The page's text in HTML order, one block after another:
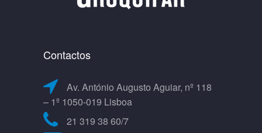
Contactos
Av. António Augusto Aguiar, nº 118
– 1º 1050-019 Lisboa
21 319 38 60/7